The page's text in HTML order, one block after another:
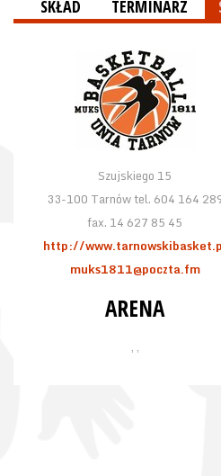
SKŁAD TERMINARZ
Szujskiego 15
33-100 Tarnów tel. 604 164
fax. 14 627 85 45
http://
muks1811@poczta.fm
ARENA
, ,